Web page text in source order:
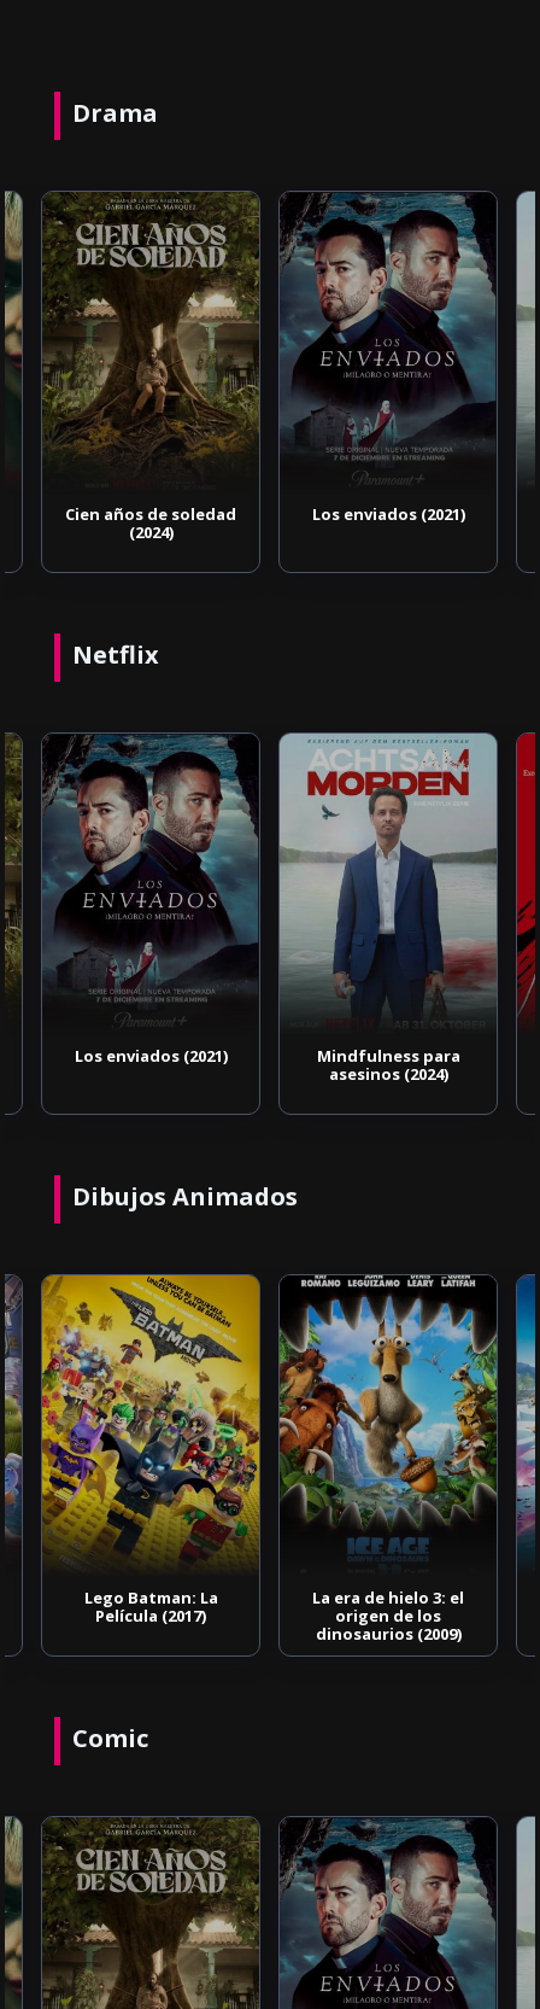
Drama
Cien años de soledad
(2024)
Los enviados (2021)
Netflix
Los enviados (2021)
Mindfulness para
asesinos (2024)
Dibujos Animados
Lego Batman: La
Película (2017)
La era de hielo 3: el
origen de los
dinosaurios (2009)
Comic